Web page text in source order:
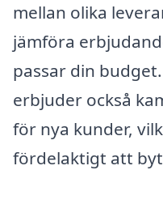
mellan olika
jämföra
passar din
erbjuder också
för nya kunder,
fördelaktigt att